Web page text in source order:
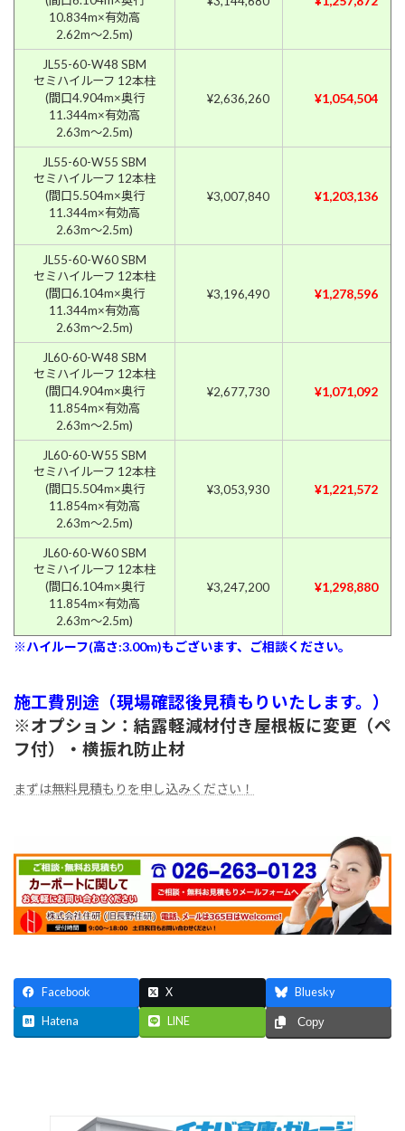
10.834m×有効高
2.62m〜2.5m)
JL55-60-W48 SBM
セミハイルーフ 12本柱
(間口4.904m×奥行
11.344m×有効高
2.63m〜2.5m)
¥2,636,260 ¥1,054,504
JL55-60-W55 SBM
セミハイルーフ 12本柱
(間口5.504m×奥行
11.344m×有効高
2.63m〜2.5m)
¥3,007,840 ¥1,203,136
JL55-60-W60 SBM
セミハイルーフ 12本柱
(間口6.104m×奥行
11.344m×有効高
2.63m〜2.5m)
¥3,196,490 ¥1,278,596
JL60-60-W48 SBM
セミハイルーフ 12本柱
(間口4.904m×奥行
11.854m×有効高
2.63m〜2.5m)
¥2,677,730 ¥1,071,092
JL60-60-W55 SBM
セミハイルーフ 12本柱
(間口5.504m×奥行
11.854m×有効高
2.63m〜2.5m)
¥3,053,930 ¥1,221,572
JL60-60-W60 SBM
セミハイルーフ 12本柱
(間口6.104m×奥行
11.854m×有効高
2.63m〜2.5m)
¥3,247,200 ¥1,298,880
※ハイルーフ(高さ:3.00m)もございます、ご相談ください。
施工費別途（現場確認後見積もりいたします。）
※オプション：結露軽減材付き屋根板に変更（ペ
フ付）・横振れ防止材
まずは無料見積もりを申し込みください！
Facebook X Bluesky
Hatena LINE Copy